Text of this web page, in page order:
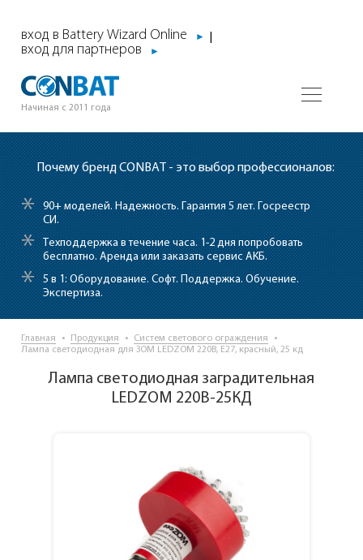
вход в Battery Wizard Online ►
вход для партнеров ►
Начиная с 2011 года
Почему бренд CONBAT - это выбор профессионалов:
*
90+ моделей. Надежность. Гарантия 5 лет. Госреестр
СИ.
* Техподдержка в течение часа.1-2 дня попробовать
бесплатно. Аренда или заказать сервис АКБ.
*
5 в 1: Оборудование. Софт. Поддержка. Обучение.
Экспертиза.
Главная Продукция
Систем светового ограждения
Лампа светодиодная для ЗОМ LEDZOM 220В, E27, красный, 25 кд
Лампа светодиодная заградительная
LEDZOM 220В-25КД